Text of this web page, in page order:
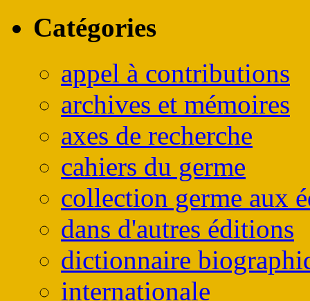
Catégories
appel à contributions
archives et mémoires
axes de recherche
cahiers du germe
collection germe aux
dans d'autres éditions
dictionnaire
internationale